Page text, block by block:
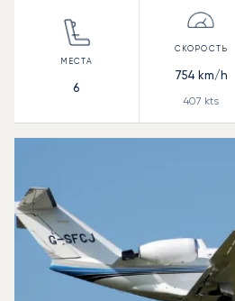
6
754 km/h
407 kts